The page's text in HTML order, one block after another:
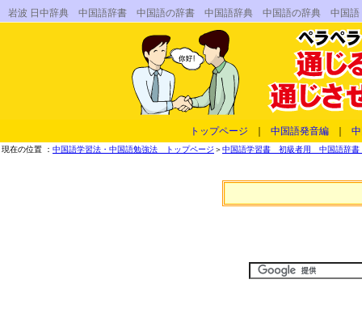
岩波 日中辞典 中国語辞書 中国語の辞書 中国語辞典 中国語の辞典 中
トップページ 中国語発音編
現在の位置 ： 中国語学習法・中国語勉強法 トップページ ＞中国語学習書 初級者用 中国語辞書